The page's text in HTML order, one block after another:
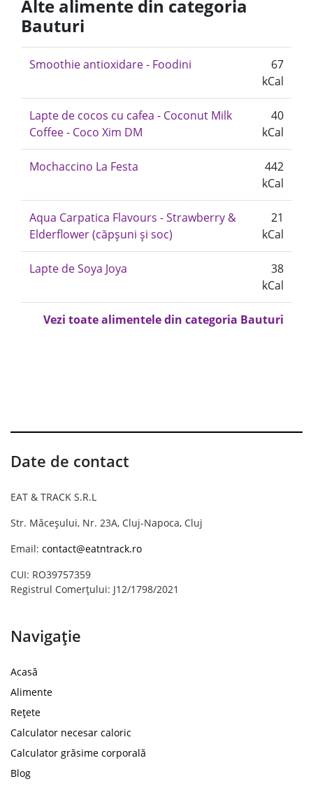
Alte alimente din categoria
Bauturi
Smoothie antioxidare - Foodini
67
kCal
Lapte de cocos cu cafea - Coconut Milk
Coffee - Coco Xim DM
40
kCal
Mochaccino La Festa
442
kCal
Aqua Carpatica Flavours - Strawberry &
Elderflower (căpșuni și soc)
21
kCal
Lapte de Soya Joya
38
kCal
Vezi toate alimentele din categoria Bauturi
Date de contact
EAT & TRACK S.R.L
Str. Măceșului, Nr. 23A, Cluj-Napoca, Cluj
Email: contact@eatntrack.ro
CUI: RO39757359
Registrul Comerțului: J12/1798/2021
Navigație
Acasă
Alimente
Rețete
Calculator necesar caloric
Calculator grăsime corporală
Blog